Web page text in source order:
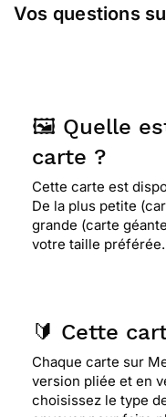
⭐⭐⭐⭐ Le 26/05/
⭐⭐⭐⭐ Le 26/05/
⭐⭐⭐⭐ Le 03/04/
de la pureté et
ciel pour être
Vos questions
🖼️ Quelle
carte ?
Cette carte est
De la plus petite
grande (carte
votre taille préférée.
🔰 Cette
Chaque carte sur
version pliée et en
choisissez le type